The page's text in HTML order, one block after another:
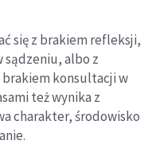
się z brakiem refleksji,
albo z
brakiem konsultacji w
też wynika z
charakter, środowisko